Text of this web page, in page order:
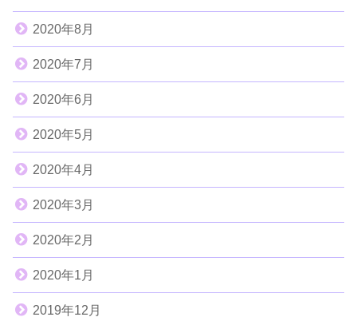
2020年8月
2020年7月
2020年6月
2020年5月
2020年4月
2020年3月
2020年2月
2020年1月
2019年12月